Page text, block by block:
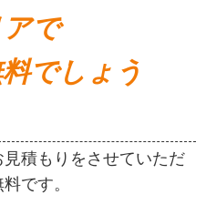
で
でしょう
積もりをさせていただ
です。